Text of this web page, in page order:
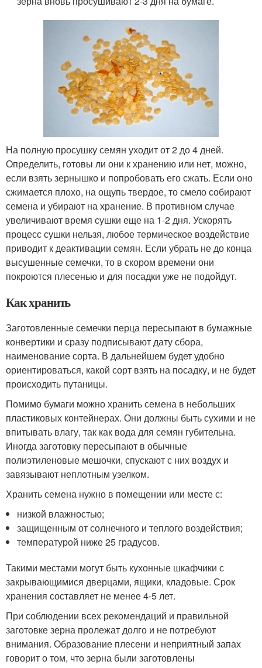
На полную просушку семян уходит от 2 до 4 дней.
Определить, готовы ли они к хранению или нет, можно,
если взять зернышко и попробовать его сжать. Если оно
сжимается плохо, на ощупь твердое, то смело собирают
семена и убирают на хранение. В противном случае
увеличивают время сушки еще на 1-2 дня. Ускорять
процесс сушки нельзя, любое термическое воздействие
приводит к деактивации семян. Если убрать не до конца
высушенные семечки, то в скором времени они
покроются плесенью и для посадки уже не подойдут.
Как хранить
Заготовленные семечки перца пересыпают в бумажные
конвертики и сразу подписывают дату сбора,
наименование сорта. В дальнейшем будет удобно
ориентироваться, какой сорт взять на посадку, и не будет
происходить путаницы.
Помимо бумаги можно хранить семена в небольших
пластиковых контейнерах. Они должны быть сухими и не
впитывать влагу, так как вода для семян губительна.
Иногда заготовку пересыпают в обычные
полиэтиленовые мешочки, спускают с них воздух и
завязывают неплотным узелком.
Хранить семена нужно в помещении или месте с:
низкой влажностью;
защищенным от солнечного и теплого воздействия;
температурой ниже 25 градусов.
Такими местами могут быть кухонные шкафчики с
закрывающимися дверцами, ящики, кладовые. Срок
хранения составляет не менее 4-5 лет.
При соблюдении всех рекомендаций и правильной
заготовке зерна пролежат долго и не потребуют
внимания. Образование плесени и неприятный запах
говорит о том, что зерна были заготовлены